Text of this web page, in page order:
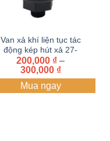
Van xả khí liện tục tác
động kép hút xả 27-
34mm
200,000 ₫ –
300,000 ₫Khoảng
giá:
từ
Mua ngay